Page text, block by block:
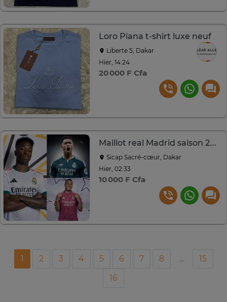
Loro Piana t-shirt luxe neuf
Liberte 5, Dakar
Hier, 14:24
20 000 F Cfa
Maillot real Madrid saison 2026/2027
Sicap Sacré-cœur, Dakar
Hier, 02:33
10 000 F Cfa
1 2 3 4 5 6 7 8 ...
15
16